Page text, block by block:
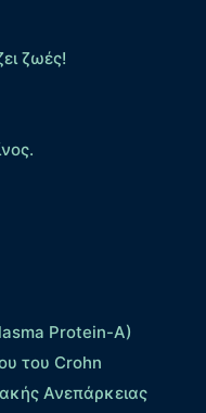
ζωές!
Protein-A)
του Crohn
Ανεπάρκειας